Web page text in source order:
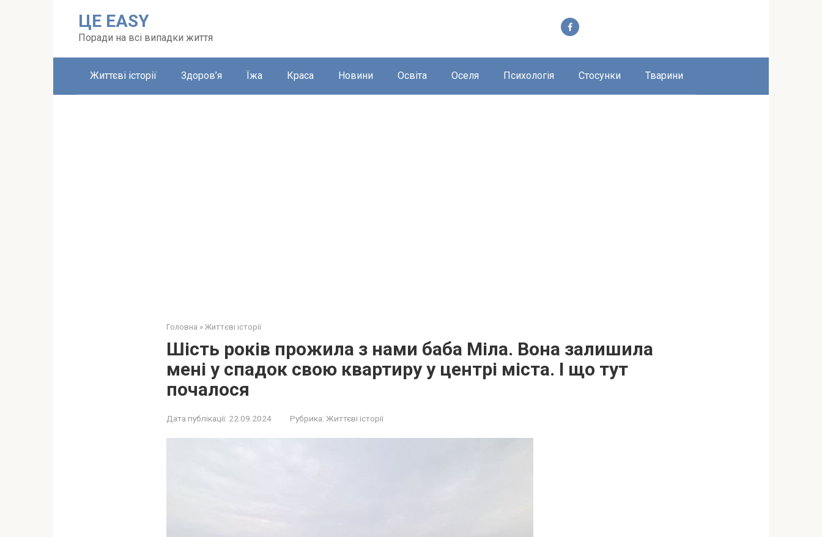
ЦЕ EASY
Поради на всі випадки життя
Життєві історії Здоров’я Їжа Краса Новини Освіта Оселя Психологія Стосунки Тварини
Головна » Життєві історії
Шість років прожила з нами баба Міла. Вона залишила
мені у спадок свою квартиру у центрі міста. І що тут
почалося
Дата публікації: 22.09.2024 Рубрика: Життєві історії